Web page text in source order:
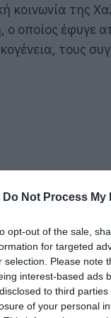
Do Not Process
opt-out of the sale,
for targeted
selection. Please note
interest-based ads
to third
of your personal
κοινωνία της
οποίος έφυγε
τους
και αγαπητός